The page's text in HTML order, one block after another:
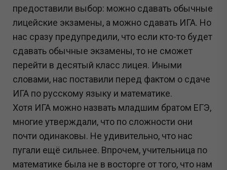
предоставили выбор: можно сдавать обычные
лицейские экзамены, а можно сдавать ИГА. Но
нас сразу предупредили, что если кто-то будет
сдавать обычные экзамены, то не сможет
перейти в десятый класс лицея. Иными
словами, нас поставили перед фактом о сдаче
ИГА по русскому языку и математике.
Хотя ИГА можно назвать младшим братом ЕГЭ,
многие утверждали, что по сложности они
почти одинаковы. Не удивительно, что нас
пугали ещё сильнее. Впрочем, учительница по
математике была не в восторге от того, что нам